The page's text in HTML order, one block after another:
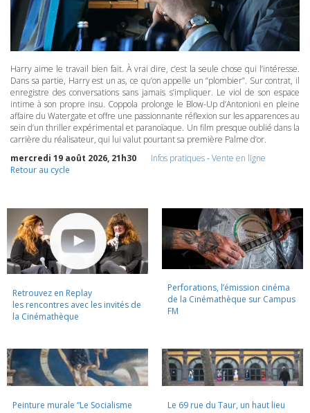
Harry aime le travail bien fait. À vrai dire, c’est la seule chose qui l’intéresse.
Dans sa partie, Harry est un as, ce qu’on appelle un “plombier”. Sur contrat, il
enregistre des conversations sans jamais s’impliquer. Le viol de son espace
intime à son propre insu. Coppola prolonge le Blow-Up d’Antonioni en pleine
affaire du Watergate et offre une passionnante réflexion sur les apparences au
sein d’un thriller expérimental et paranoïaque. Un film presque oublié dans la
carrière du réalisateur, qui lui valut pourtant sa première Palme d’or.
mercredi 19 août 2026, 21h30
Infos pratiques-Vente en ligne
Retour au cycle
Retrouvez en Replay
les rencontres avec les invités de
la Cinémathèque
Perforations, l’émission cinéma
de la Cinémathèque sur Campus
FM
Peinture murale “Le Socialisme
Le 69 rue du Taur, un haut lieu